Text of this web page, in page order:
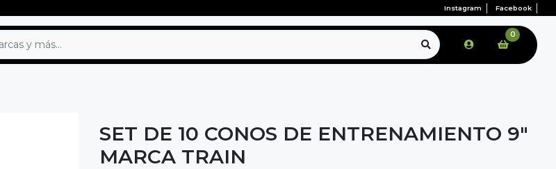
Instagram Facebook
0
SET DE 10 CONOS DE ENTRENAMIENTO 9"
MARCA TRAIN